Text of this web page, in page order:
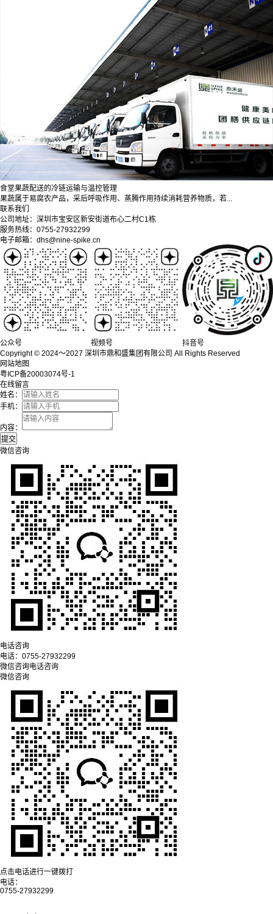
食堂果蔬配送的冷链运输与温控管理
果蔬属于易腐农产品，采后呼吸作用、蒸腾作用持续消耗营养物质，若...
联系我们
公司地址：深圳市宝安区新安街道布心二村C1栋
服务热线：0755-27932299
电子邮箱：dhs@nine-spike.cn
公众号 视频号
抖音号
Copyright © 2024～2027 深圳市鼎和盛集团有限公司 All Rights Reserved
网站地图
粤ICP备20003074号-1
在线留言
姓名：
手机：
内容：
微信咨询
电话咨询
电话： 0755-27932299
微信咨询电话咨询
微信咨询
点击电话进行一键拨打
电话：
0755-27932299